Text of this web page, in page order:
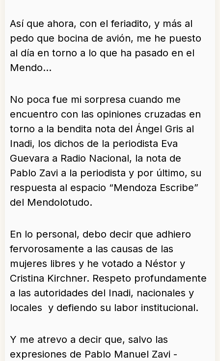
Así que ahora, con el feriadito, y más al
pedo que bocina de avión, me he puesto
al día en torno a lo que ha pasado en el
Mendo…
No poca fue mi sorpresa cuando me
encuentro con las opiniones cruzadas en
torno a la bendita nota del Ángel Gris al
Inadi, los dichos de la periodista Eva
Guevara a Radio Nacional, la nota de
Pablo Zavi a la periodista y por último, su
respuesta al espacio “Mendoza Escribe”
del Mendolotudo.
En lo personal, debo decir que adhiero
fervorosamente a las causas de las
mujeres libres y he votado a Néstor y
Cristina Kirchner. Respeto profundamente
a las autoridades del Inadi, nacionales y
locales y defiendo su labor institucional.
Y me atrevo a decir que, salvo las
expresiones de Pablo Manuel Zavi -